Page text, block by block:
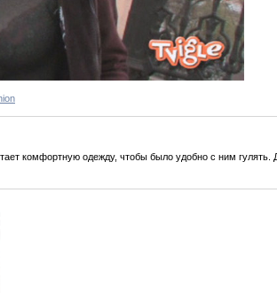
комфортную одежду, чтобы было удобно с ним